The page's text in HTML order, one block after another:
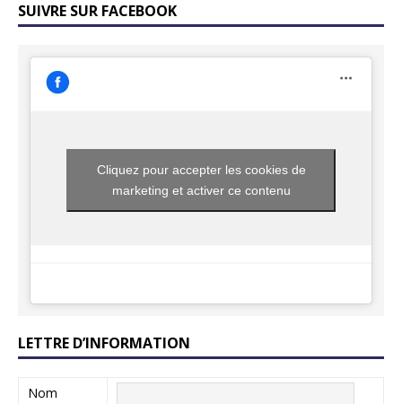
SUIVRE SUR FACEBOOK
Cliquez pour accepter les cookies de
marketing et activer ce contenu
LETTRE D’INFORMATION
Nom